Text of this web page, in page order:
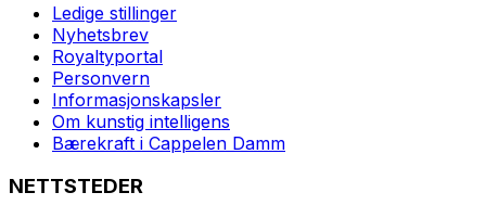
Ledige stillinger
Nyhetsbrev
Royaltyportal
Personvern
Informasjonskapsler
Om kunstig intelligens
Bærekraft i Cappelen Damm
NETTSTEDER